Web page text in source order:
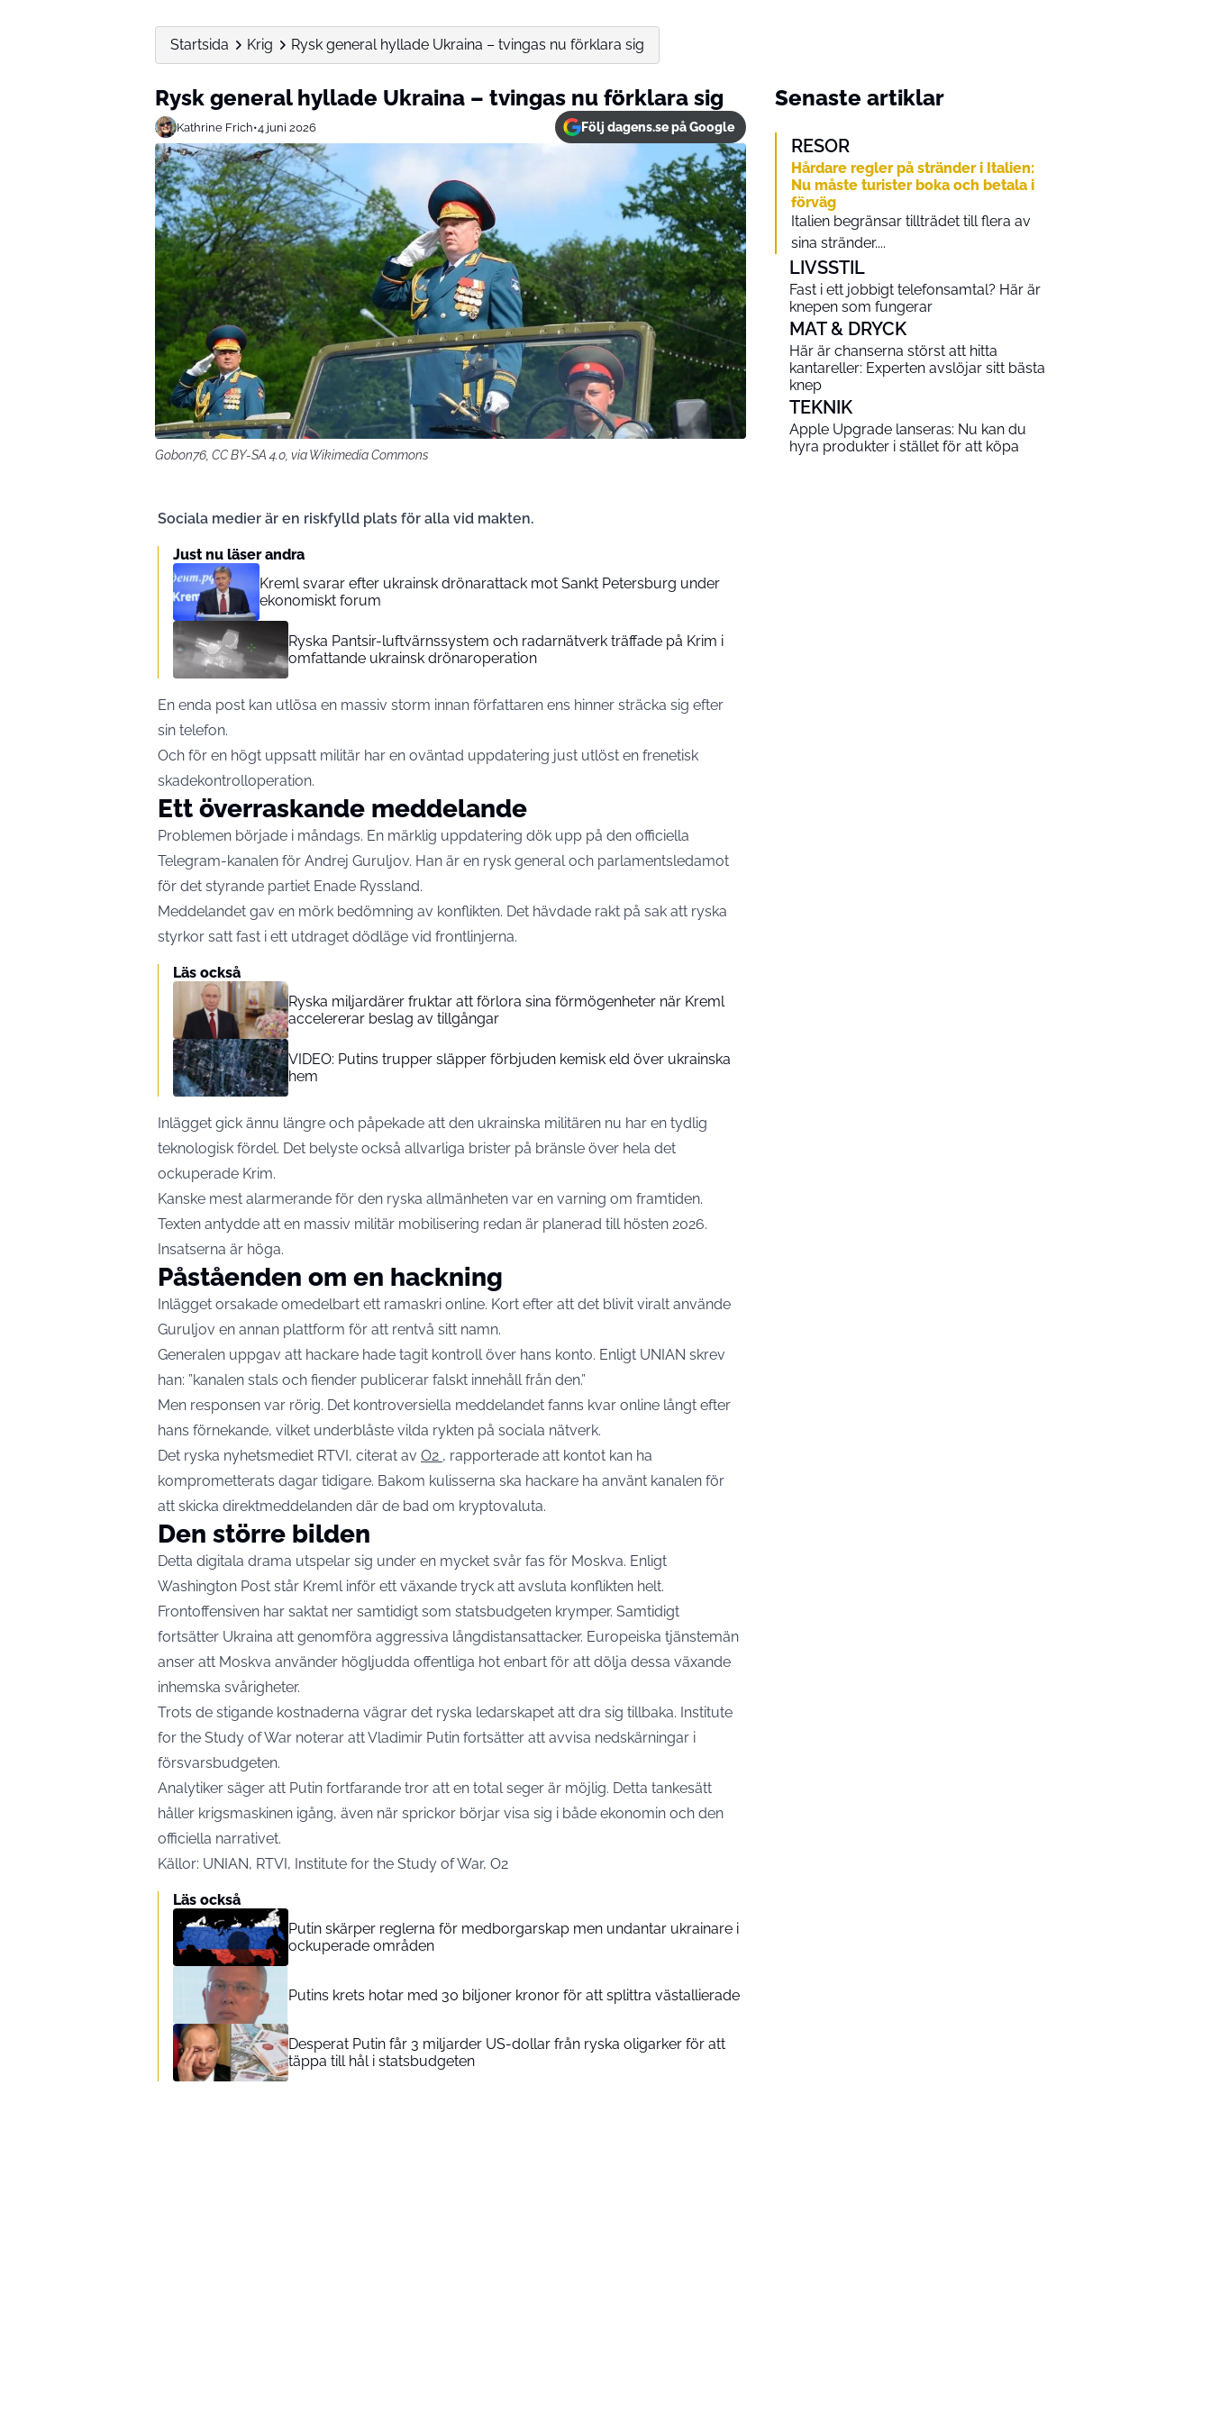
Startsida Krig Rysk general hyllade Ukraina – tvingas nu förklara sig
Rysk general hyllade Ukraina – tvingas nu förklara sig
Kathrine Frich•4 juni 2026 Följ dagens.se på Google
Gobon76, CC BY-SA 4.0, via Wikimedia Commons
Sociala medier är en riskfylld plats för alla vid makten.
Just nu läser andra
Kreml svarar efter ukrainsk drönarattack mot Sankt Petersburg under
ekonomiskt forum
Ryska Pantsir-luftvärnssystem och radarnätverk träffade på Krim i
omfattande ukrainsk drönaroperation
En enda post kan utlösa en massiv storm innan författaren ens hinner sträcka sig efter
sin telefon.
Och för en högt uppsatt militär har en oväntad uppdatering just utlöst en frenetisk
skadekontrolloperation.
Ett överraskande meddelande
Problemen började i måndags. En märklig uppdatering dök upp på den officiella
Telegram-kanalen för Andrej Guruljov. Han är en rysk general och parlamentsledamot
för det styrande partiet Enade Ryssland.
Meddelandet gav en mörk bedömning av konflikten. Det hävdade rakt på sak att ryska
styrkor satt fast i ett utdraget dödläge vid frontlinjerna.
Läs också
Ryska miljardärer fruktar att förlora sina förmögenheter när Kreml
accelererar beslag av tillgångar
VIDEO: Putins trupper släpper förbjuden kemisk eld över ukrainska
hem
Inlägget gick ännu längre och påpekade att den ukrainska militären nu har en tydlig
teknologisk fördel. Det belyste också allvarliga brister på bränsle över hela det
ockuperade Krim.
Kanske mest alarmerande för den ryska allmänheten var en varning om framtiden.
Texten antydde att en massiv militär mobilisering redan är planerad till hösten 2026.
Insatserna är höga.
Påståenden om en hackning
Inlägget orsakade omedelbart ett ramaskri online. Kort efter att det blivit viralt använde
Guruljov en annan plattform för att rentvå sitt namn.
Generalen uppgav att hackare hade tagit kontroll över hans konto. Enligt UNIAN skrev
han: ”kanalen stals och fiender publicerar falskt innehåll från den.”
Men responsen var rörig. Det kontroversiella meddelandet fanns kvar online långt efter
hans förnekande, vilket underblåste vilda rykten på sociala nätverk.
Det ryska nyhetsmediet RTVI, citerat av O2 , rapporterade att kontot kan ha
komprometterats dagar tidigare. Bakom kulisserna ska hackare ha använt kanalen för
att skicka direktmeddelanden där de bad om kryptovaluta.
Den större bilden
Detta digitala drama utspelar sig under en mycket svår fas för Moskva. Enligt
Washington Post står Kreml inför ett växande tryck att avsluta konflikten helt.
Frontoffensiven har saktat ner samtidigt som statsbudgeten krymper. Samtidigt
fortsätter Ukraina att genomföra aggressiva långdistansattacker. Europeiska tjänstemän
anser att Moskva använder högljudda offentliga hot enbart för att dölja dessa växande
inhemska svårigheter.
Trots de stigande kostnaderna vägrar det ryska ledarskapet att dra sig tillbaka. Institute
for the Study of War noterar att Vladimir Putin fortsätter att avvisa nedskärningar i
försvarsbudgeten.
Analytiker säger att Putin fortfarande tror att en total seger är möjlig. Detta tankesätt
håller krigsmaskinen igång, även när sprickor börjar visa sig i både ekonomin och den
officiella narrativet.
Källor: UNIAN, RTVI, Institute for the Study of War, O2
Läs också
Putin skärper reglerna för medborgarskap men undantar ukrainare i
ockuperade områden
Putins krets hotar med 30 biljoner kronor för att splittra västallierade
Desperat Putin får 3 miljarder US-dollar från ryska oligarker för att
täppa till hål i statsbudgeten
Senaste artiklar
RESOR
Hårdare regler på stränder i Italien:
Nu måste turister boka och betala i
förväg
Italien begränsar tillträdet till flera av
sina stränder....
LIVSSTIL
Fast i ett jobbigt telefonsamtal? Här är
knepen som fungerar
MAT & DRYCK
Här är chanserna störst att hitta
kantareller: Experten avslöjar sitt bästa
knep
TEKNIK
Apple Upgrade lanseras: Nu kan du
hyra produkter i stället för att köpa